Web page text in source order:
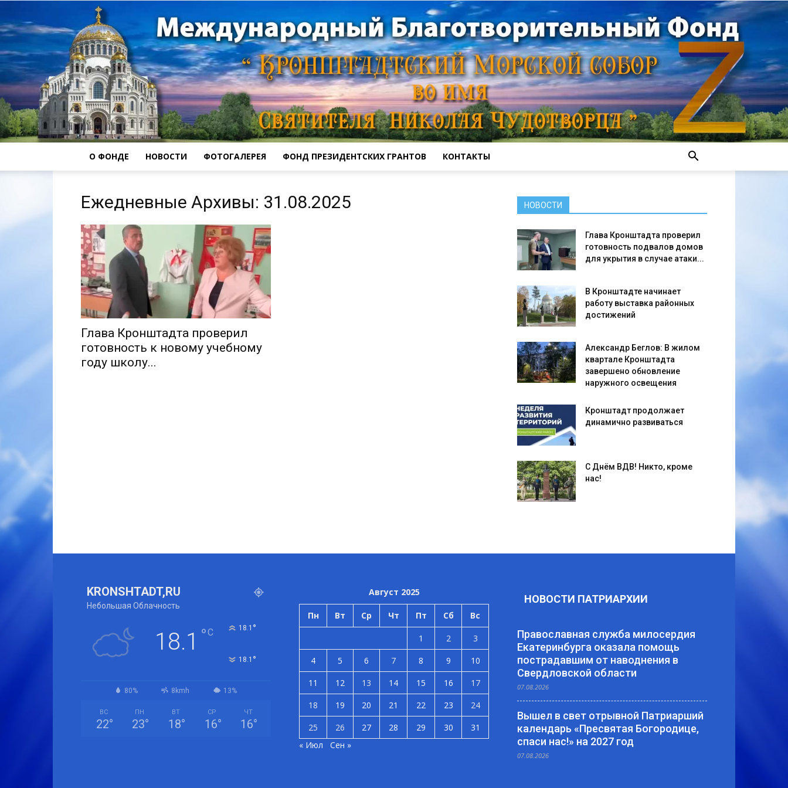
О ФОНДЕ НОВОСТИ ФОТОГАЛЕРЕЯ ФОНД ПРЕЗИДЕНТСКИХ ГРАНТОВ КОНТАКТЫ
Ежедневные Архивы: 31.08.2025
Глава Кронштадта проверил
готовность к новому учебному
году школу...
НОВОСТИ
Глава Кронштадта проверил
готовность подвалов домов
для укрытия в случае атаки...
В Кронштадте начинает
работу выставка районных
достижений
Александр Беглов: В жилом
квартале Кронштадта
завершено обновление
наружного освещения
Кронштадт продолжает
динамично развиваться
С Днём ВДВ! Никто, кроме
нас!
KRONSHTADT,RU
Небольшая Облачность
18.1 °C 18.1 °
18.1 °
80% 8kmh 13%
ВС
22°
ПН
23°
ВТ
18°
СР
16°
ЧТ
16°
Август 2025
Пн Вт Ср Чт Пт Сб Вс
1 2
3
4
5 6 7 8 9
10
11
12 13 14 15 16
17
18
19 20 21 22 23
24
25
26 27 28 29 30
31
« Июл
Сен »
НОВОСТИ ПАТРИАРХИИ
Православная служба милосердия
Екатеринбурга оказала помощь
пострадавшим от наводнения в
Свердловской области
07.08.2026
Вышел в свет отрывной Патриарший
календарь «Пресвятая Богородице,
спаси нас!» на 2027 год
07.08.2026